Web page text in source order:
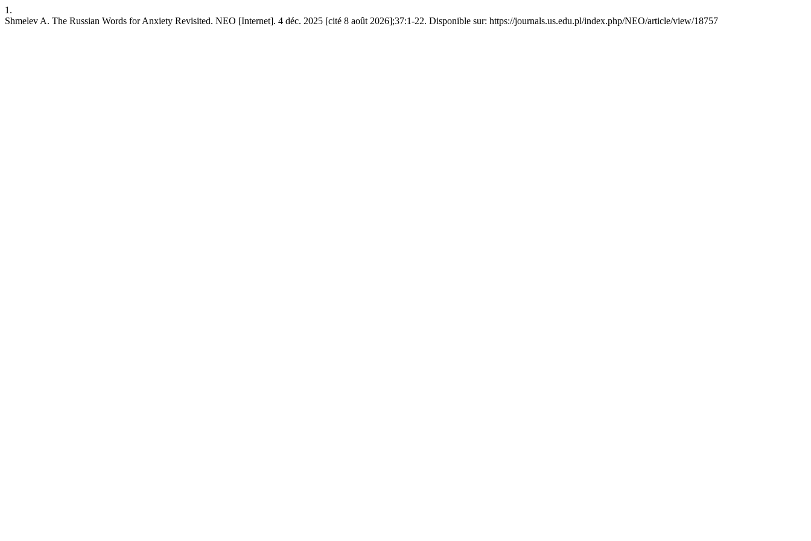
1.
Shmelev A. The Russian Words for Anxiety Revisited. NEO [Internet]. 4 déc. 2025 [cité 8 août 2026];37:1-22. Disponible sur: https://journals.us.edu.pl/index.php/NEO/article/view/18757